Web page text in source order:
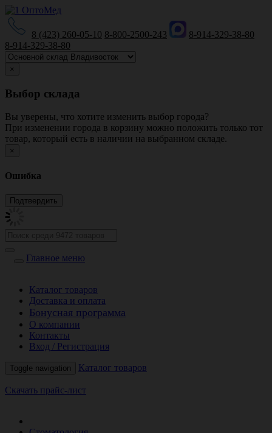
8 (423) 260-05-10 8-800-2500-243
8-914-329-38-80
8-914-329-38-80
×
Выбор склада
Вы уверены, что хотите изменить выбор города?
При изменении города в корзину можно положить только тот
товар, который есть в наличии на выбранном складе.
×
Ошибка
Главное меню
Каталог товаров
Доставка и оплата
Бонусная программа
О компании
Контакты
Вход / Регистрация
Toggle navigation Каталог товаров
Скачать прайс-лист